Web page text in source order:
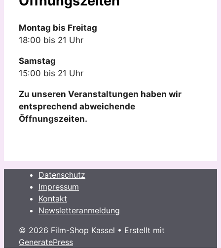
Montag bis Freitag
18:00 bis 21 Uhr
Samstag
15:00 bis 21 Uhr
Zu unseren Veranstaltungen haben wir
entsprechend abweichende
Öffnungszeiten.
Datenschutz
Impressum
Kontakt
Newsletteranmeldung
© 2026 Film-Shop Kassel • Erstellt mit
GeneratePress